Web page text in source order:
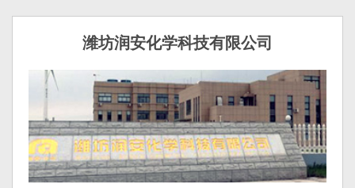
潍坊润安化学科技有限公司